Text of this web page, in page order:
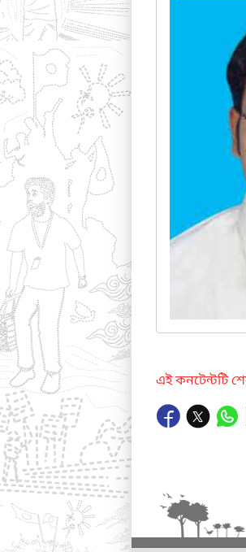
এই কনটেন্টটি